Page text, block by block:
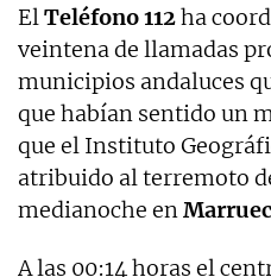
ElTeléfono 112ha
veintena de llamadas
municipios andaluces
que habían sentido un
que el Instituto
atribuido al terremoto
medianoche en
A las 00:14 horas el